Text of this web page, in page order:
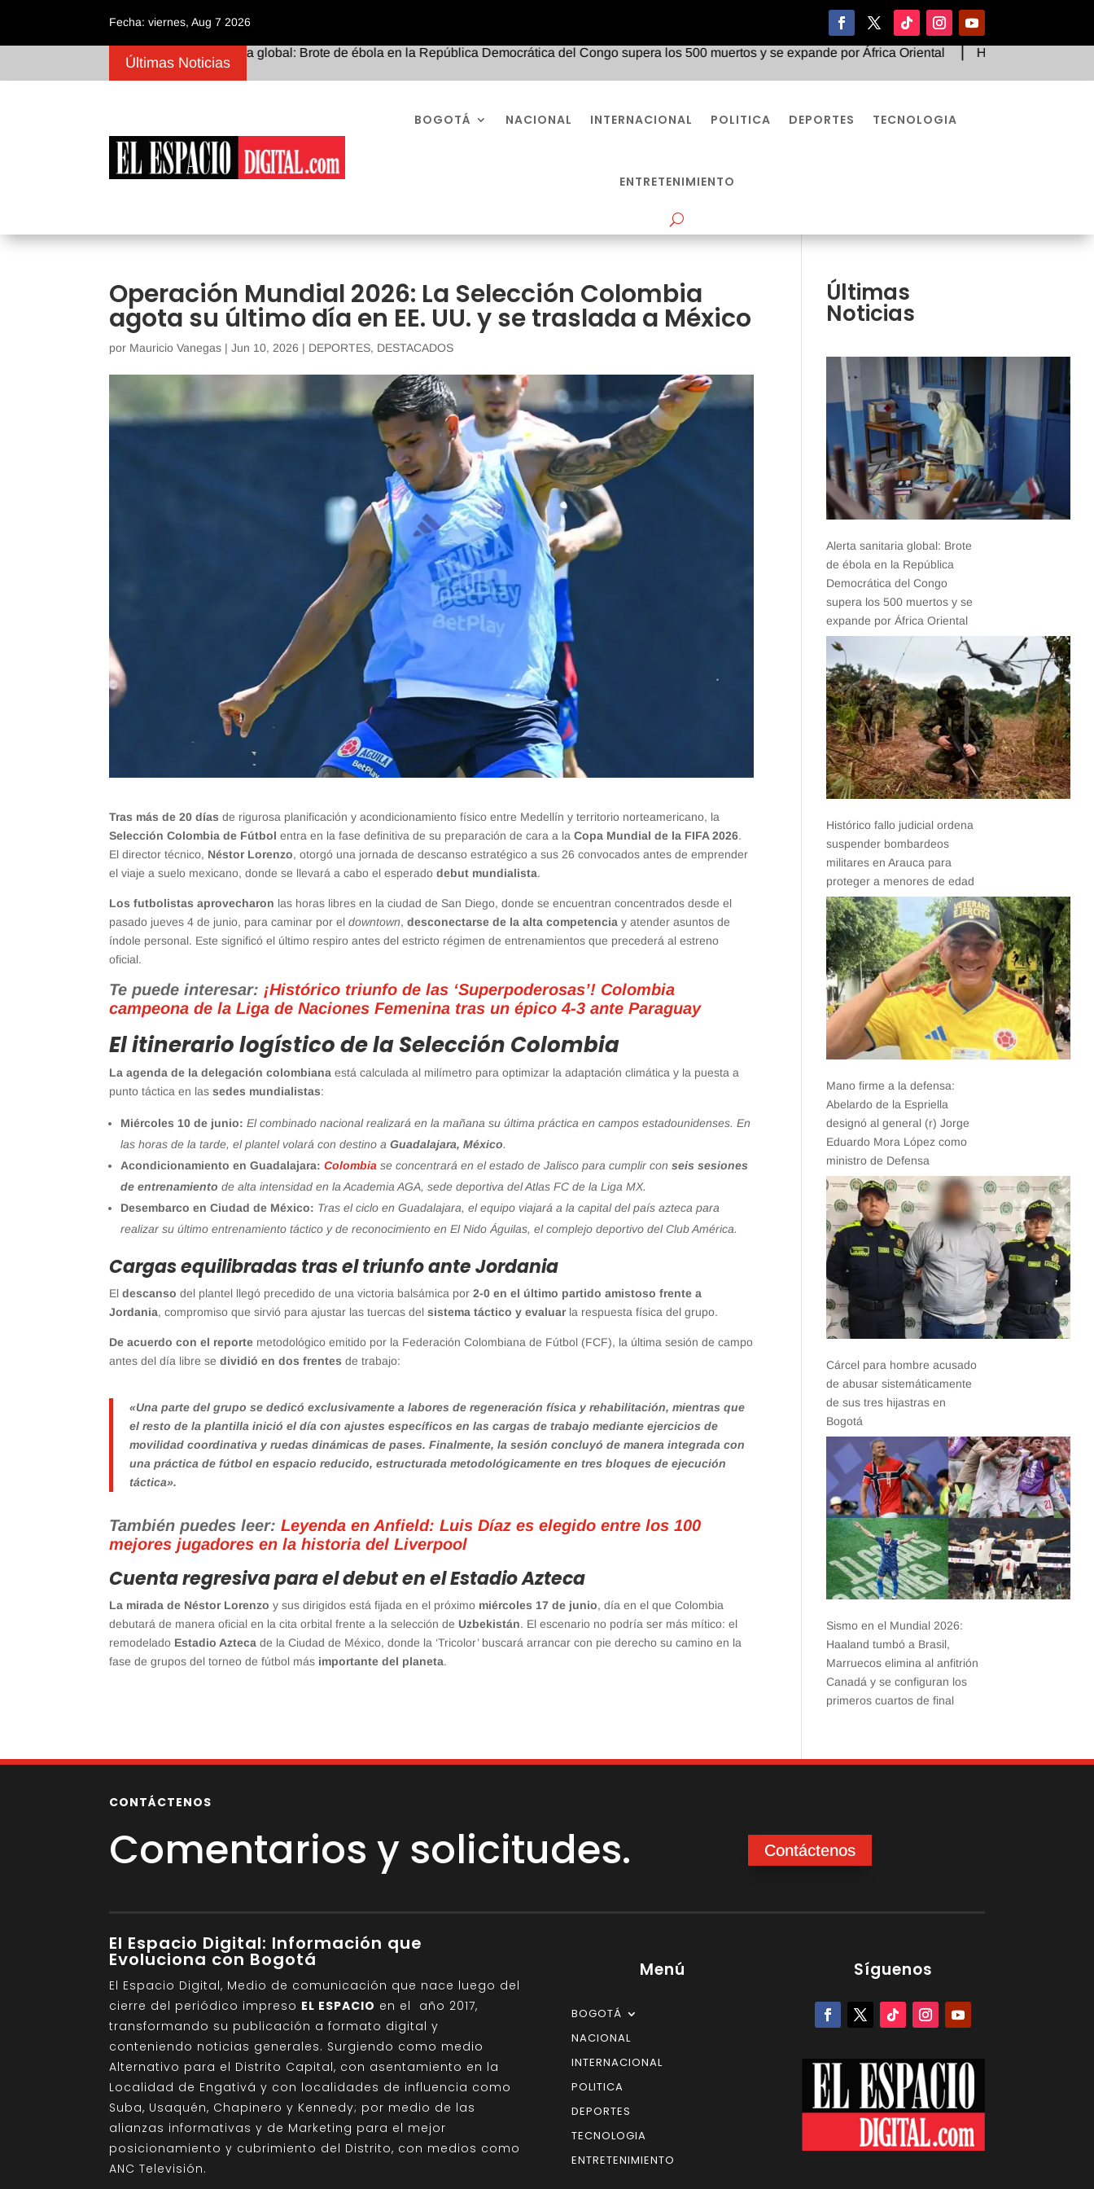
Fecha: viernes, Aug 7 2026
Últimas Noticias
Alerta sanitaria global: Brote de ébola en la República Democrática del Congo supera los 500 muertos y se expande por África Oriental Histórico fallo judicial
BOGOTÁ NACIONAL INTERNACIONAL POLITICA DEPORTES TECNOLOGIA
ENTRETENIMIENTO
Operación Mundial 2026: La Selección Colombia
agota su último día en EE. UU. y se traslada a México
por Mauricio Vanegas |Jun 10, 2026 | DEPORTES, DESTACADOS
Tras más de 20 días de rigurosa planificación y acondicionamiento físico entre Medellín y territorio norteamericano, la
Selección Colombia de Fútbol entra en la fase definitiva de su preparación de cara a laCopa Mundial de la FIFA 2026.
El director técnico, Néstor Lorenzo, otorgó una jornada de descanso estratégico a sus 26 convocados antes de emprender
el viaje a suelo mexicano, donde se llevará a cabo el esperadodebut mundialista.
Los futbolistas aprovecharon las horas libres en la ciudad de San Diego, donde se encuentran concentrados desde el
pasado jueves 4 de junio, para caminar por eldowntown,desconectarse de la alta competenciay atender asuntos de
índole personal. Este significó el último respiro antes del estricto régimen de entrenamientos que precederá al estreno
oficial.
Te puede interesar: ¡Histórico triunfo de las ‘Superpoderosas’! Colombia
campeona de la Liga de Naciones Femenina tras un épico 4-3 ante Paraguay
El itinerario logístico de la Selección Colombia
La agenda de la delegación colombiana está calculada al milímetro para optimizar la adaptación climática y la puesta a
punto táctica en lassedes mundialistas:
Miércoles 10 de junio: El combinado nacional realizará en la mañana su última práctica en campos estadounidenses. En
las horas de la tarde, el plantel volará con destino aGuadalajara, México.
Acondicionamiento en Guadalajara: Colombia se concentrará en el estado de Jalisco para cumplir conseis sesiones
de entrenamiento de alta intensidad en la Academia AGA, sede deportiva del Atlas FC de la Liga MX.
Desembarco en Ciudad de México: Tras el ciclo en Guadalajara, el equipo viajará a la capital del país azteca para
realizar su último entrenamiento táctico y de reconocimiento en El Nido Águilas, el complejo deportivo del Club América.
Cargas equilibradas tras el triunfo ante Jordania
Eldescanso del plantel llegó precedido de una victoria balsámica por2-0 en el último partido amistoso frente a
Jordania, compromiso que sirvió para ajustar las tuercas delsistema táctico y evaluarla respuesta física del grupo.
De acuerdo con el reporte metodológico emitido por la Federación Colombiana de Fútbol (FCF), la última sesión de campo
antes del día libre sedividió en dos frentes de trabajo:
«Una parte del grupo se dedicó exclusivamente a labores de regeneración física y rehabilitación, mientras que
el resto de la plantilla inició el día con ajustes específicos en las cargas de trabajo mediante ejercicios de
movilidad coordinativa y ruedas dinámicas de pases. Finalmente, la sesión concluyó de manera integrada con
una práctica de fútbol en espacio reducido, estructurada metodológicamente en tres bloques de ejecución
táctica».
También puedes leer:Leyenda en Anfield: Luis Díaz es elegido entre los 100
mejores jugadores en la historia del Liverpool
Cuenta regresiva para el debut en el Estadio Azteca
La mirada de Néstor Lorenzo y sus dirigidos está fijada en el próximo miércoles 17 de junio, día en el que Colombia
debutará de manera oficial en la cita orbital frente a la selección deUzbekistán. El escenario no podría ser más mítico: el
remodelado Estadio Azteca de la Ciudad de México, donde la ‘Tricolor’ buscará arrancar con pie derecho su camino en la
fase de grupos del torneo de fútbol más importante del planeta.
Últimas
Noticias
Alerta sanitaria global: Brote
de ébola en la República
Democrática del Congo
supera los 500 muertos y se
expande por África Oriental
Histórico fallo judicial ordena
suspender bombardeos
militares en Arauca para
proteger a menores de edad
Mano firme a la defensa:
Abelardo de la Espriella
designó al general (r) Jorge
Eduardo Mora López como
ministro de Defensa
Cárcel para hombre acusado
de abusar sistemáticamente
de sus tres hijastras en
Bogotá
Sismo en el Mundial 2026:
Haaland tumbó a Brasil,
Marruecos elimina al anfitrión
Canadá y se configuran los
primeros cuartos de final
CONTÁCTENOS
Comentarios y solicitudes. Contáctenos
El Espacio Digital: Información que
Evoluciona con Bogotá
El Espacio Digital, Medio de comunicación que nace luego del
cierre del periódico impreso EL ESPACIO en el año 2017,
transformando su publicación a formato digital y
conteniendo noticias generales. Surgiendo como medio
Alternativo para el Distrito Capital, con asentamiento en la
Localidad de Engativá y con localidades de influencia como
Suba, Usaquén, Chapinero y Kennedy; por medio de las
alianzas informativas y de Marketing para el mejor
posicionamiento y cubrimiento del Distrito, con medios como
ANC Televisión.
Menú
BOGOTÁ
NACIONAL
INTERNACIONAL
POLITICA
DEPORTES
TECNOLOGIA
ENTRETENIMIENTO
Síguenos